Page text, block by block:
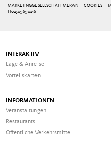
MARKETINGGESELLSCHAFT MERAN | COOKIES
IT02509690216
INTERAKTIV
Lage & Anreise
Vorteilskarten
INFORMATIONEN
Veranstaltungen
Restaurants
Öffentliche Verkehrsmittel